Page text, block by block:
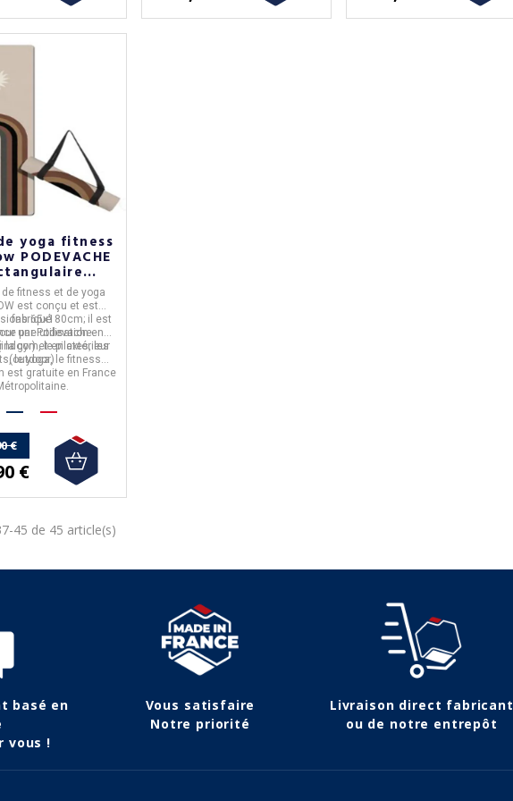
yoga fitness
PODEVACHE
gomme
velours
fitness et de yoga
est conçu et est
fabriqué
parPodevache.
65x180cm; il est
une utilisation en
et en extérieur
(outdoor)
la gym, le pilates, les
le yoga, le fitness...
est gratuite en France
€
€
45 de 45 article(s)
basé en
vous !
Vous satisfaire
Notre priorité
Livraison direct fabricant
ou de notre entrepôt